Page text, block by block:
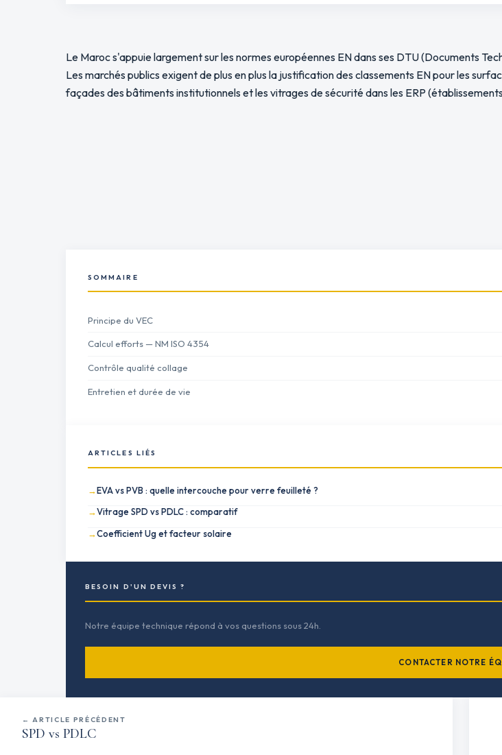
Le Maroc s'appuie largement sur les normes européennes EN dans ses DTU (Documents
Les marchés publics exigent de plus en plus la justification des classements EN pour les
façades des bâtiments institutionnels et les vitrages de sécurité dans les ERP
SOMMAIRE
Principe du VEC
Calcul efforts — NM ISO 4354
Contrôle qualité collage
Entretien et durée de vie
ARTICLES LIÉS
EVA vs PVB : quelle intercouche pour verre feuilleté ?
Vitrage SPD vs PDLC : comparatif
Coefficient Ug et facteur solaire
BESOIN D'UN DEVIS ?
Notre équipe technique répond à vos questions sous 24h.
CONTACTER NOTRE
← ARTICLE PRÉCÉDENT
SPD vs PDLC